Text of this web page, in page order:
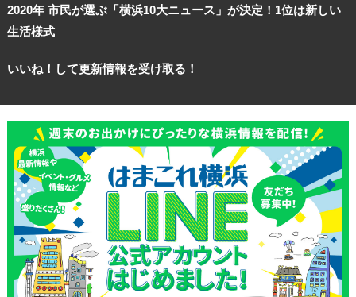
2020年 市民が選ぶ「横浜10大ニュース」が決定！1位は新しい
生活様式
いいね！して更新情報を受け取る！